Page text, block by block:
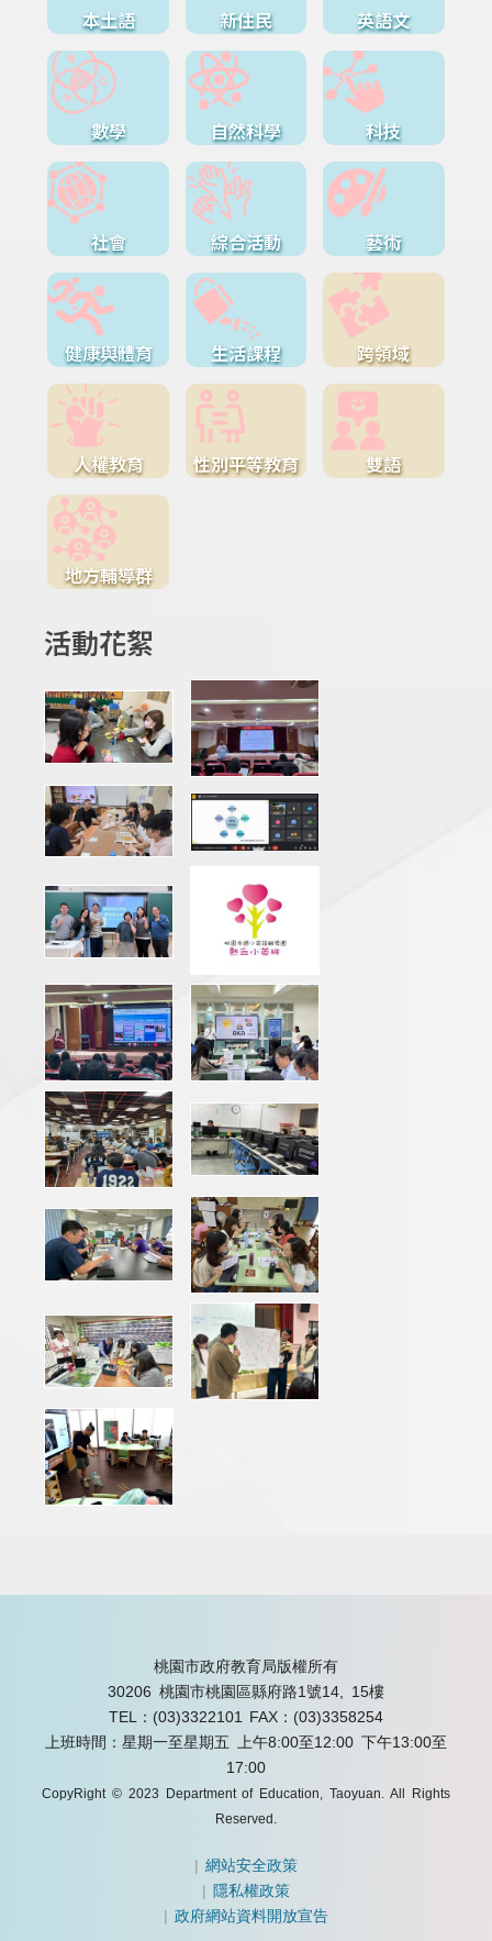
本土語 新住民 英語文
數學 自然科學 科技
社會 綜合活動 藝術
健康與體育 生活課程 跨領域
人權教育 性別平等教育 雙語
地方輔導群
活動花絮
桃園市政府教育局版權所有
30206 桃園市桃園區縣府路1號14, 15樓
TEL：(03)3322101
FAX：(03)3358254
上班時間：星期一至星期五 上午8:00至12:00 下午13:00至
17:00
CopyRight © 2023 Department of Education, Taoyuan. All Rights
Reserved.
|網站安全政策
| 隱私權政策
|政府網站資料開放宣告